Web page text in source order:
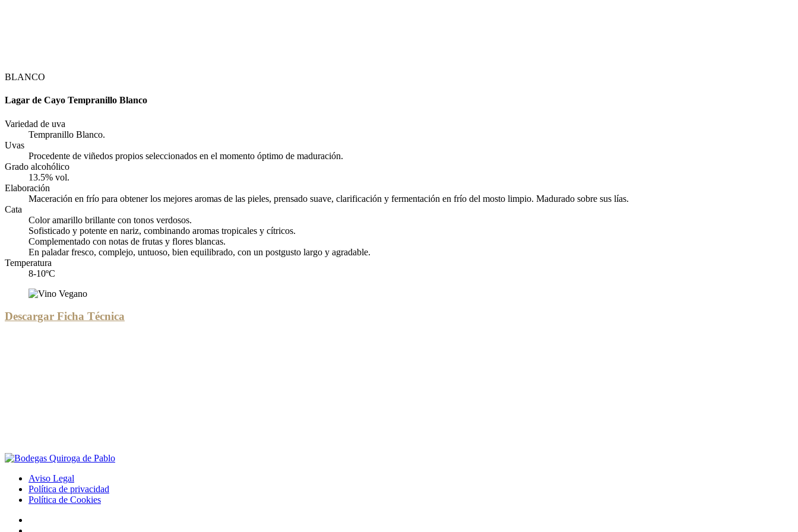
BLANCO
Lagar de Cayo Tempranillo Blanco
Variedad de uva
Tempranillo Blanco.
Uvas
Procedente de viñedos propios seleccionados en el momento óptimo de maduración.
Grado alcohólico
13.5% vol.
Elaboración
Maceración en frío para obtener los mejores aromas de las pieles, prensado suave, clarificación y fermentación en frío del mosto limpio. Madurado sobre sus lías.
Cata
Color amarillo brillante con tonos verdosos.
Sofisticado y potente en nariz, combinando aromas tropicales y cítricos.
Complementado con notas de frutas y flores blancas.
En paladar fresco, complejo, untuoso, bien equilibrado, con un postgusto largo y agradable.
Temperatura
8-10ºC
Descargar Ficha Técnica
Aviso Legal
Política de privacidad
Política de Cookies